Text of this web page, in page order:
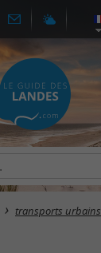
transports urbains